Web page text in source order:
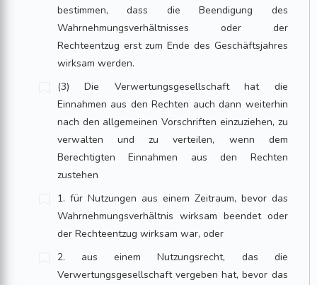
bestimmen, dass die Beendigung des
Wahrnehmungsverhältnisses oder der
Rechteentzug erst zum Ende des Geschäftsjahres
wirksam werden.
(3) Die Verwertungsgesellschaft hat die
Einnahmen aus den Rechten auch dann weiterhin
nach den allgemeinen Vorschriften einzuziehen, zu
verwalten und zu verteilen, wenn dem
Berechtigten Einnahmen aus den Rechten
zustehen
1. für Nutzungen aus einem Zeitraum, bevor das
Wahrnehmungsverhältnis wirksam beendet oder
der Rechteentzug wirksam war, oder
2. aus einem Nutzungsrecht, das die
Verwertungsgesellschaft vergeben hat, bevor das